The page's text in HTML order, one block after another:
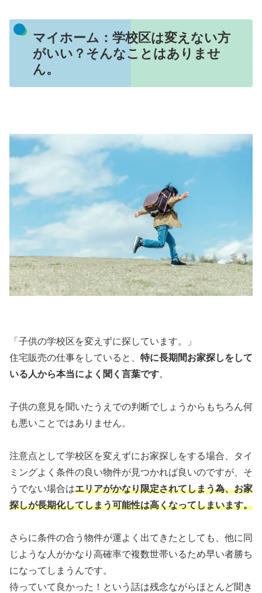
マイホーム：学校区は変えない方
がいい？そんなことはありませ
ん。
「子供の学校区を変えずに探しています。」
住宅販売の仕事をしていると、 特に長期間お家探しをして
いる人から本当によく聞く言葉です。
子供の意見を聞いたうえでの判断でしょうからもちろん何
も悪いことではありません。
注意点として学校区を変えずにお家探しをする場合、タイ
ミングよく条件の良い物件が見つかれば良いのですが、そ
うでない場合はエリアがかなり限定されてしまう為、お家
探しが長期化してしまう可能性は高くなってしまいます。
さらに条件の合う物件が運よく出てきたとしても、他に同
じような人がかなり高確率で複数世帯いるため早い者勝ち
になってしまうんです。
待っていて良かった！という話は残念ながらほとんど聞き